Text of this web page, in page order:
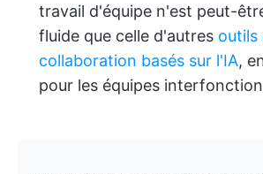
travail d'équipe n'est peut-
fluide que celle d'autres outils
collaboration basés sur l'IA,
pour les équipes